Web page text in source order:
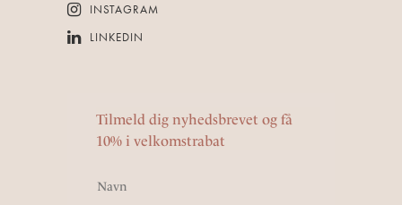
INSTAGRAM
LINKEDIN
Tilmeld dig nyhedsbrevet og få
10% i velkomstrabat